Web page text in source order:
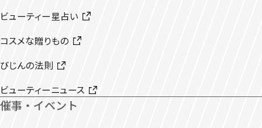
ビューティー星占い
コスメな贈りもの
びじんの法則
ビューティーニュース
催事・イベント